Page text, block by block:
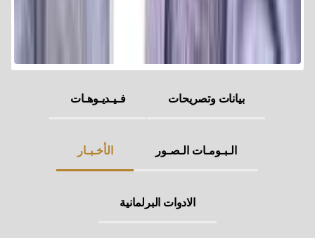
بيانات وتصريحات فـيـديـوهـات
الـبـومـات الـصـور الأخـبـار
الادوات البرلمانية